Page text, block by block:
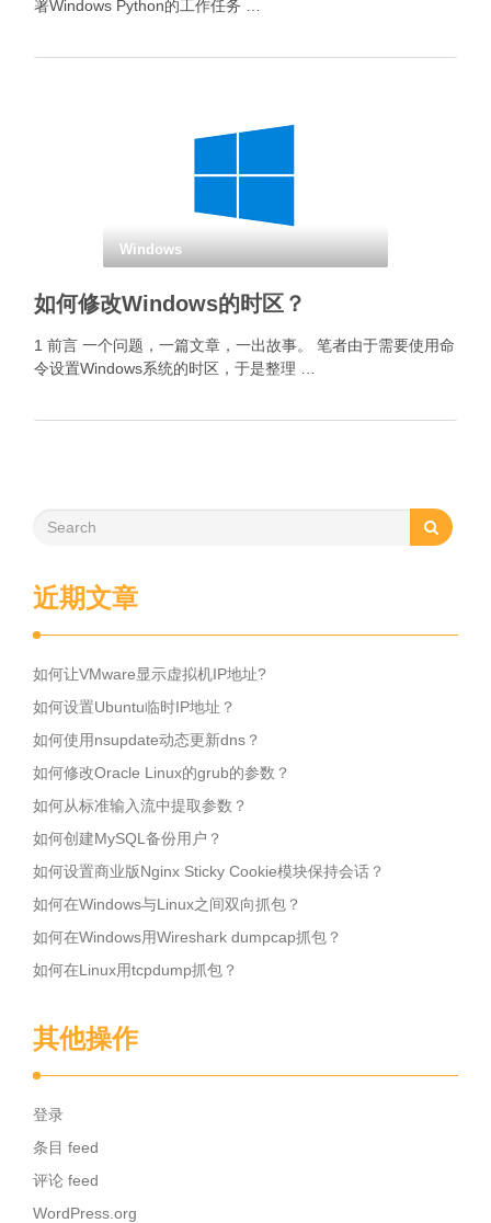
署Windows Python的工作任务 …
Windows
如何修改Windows的时区？
1 前言 一个问题，一篇文章，一出故事。 笔者由于需要使用命
令设置Windows系统的时区，于是整理 …
近期文章
如何让VMware显示虚拟机IP地址?
如何设置Ubuntu临时IP地址？
如何使用nsupdate动态更新dns？
如何修改Oracle Linux的grub的参数？
如何从标准输入流中提取参数？
如何创建MySQL备份用户？
如何设置商业版Nginx Sticky Cookie模块保持会话？
如何在Windows与Linux之间双向抓包？
如何在Windows用Wireshark dumpcap抓包？
如何在Linux用tcpdump抓包？
其他操作
登录
条目 feed
评论 feed
WordPress.org